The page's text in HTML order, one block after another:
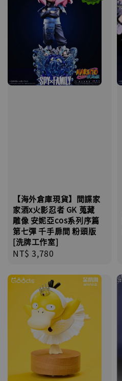
【海外倉庫現貨】間諜家
家酒x火影忍者 GK 蒐藏
雕像 安妮亞cos系列序篇
第七彈 千手扉間 粉頭版
[洗牌工作室]
Regular
NT$ 3,780